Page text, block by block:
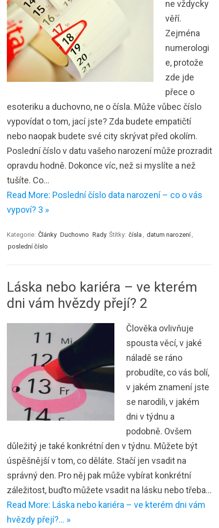
ne vždycky
věří.
Zejména
numerologi
e, protože
zde jde
přece o
esoteriku a duchovno, ne o čísla. Může vůbec číslo
vypovídat o tom, jací jste? Zda budete empatičtí
nebo naopak budete své city skrývat před okolím.
Poslední číslo v datu vašeho narození může prozradit
opravdu hodně. Dokonce víc, než si myslíte a než
tušíte. Co…
Read More: Poslední číslo data narození – co o vás
vypoví? 3 »
Kategorie: Články Duchovno Rady Štítky: čísla datum narození
poslední číslo
Láska nebo kariéra – ve kterém
dni vám hvězdy přejí? 2
Člověka ovlivňuje
spousta věcí, v jaké
náladě se ráno
probudíte, co vás bolí,
v jakém znamení jste
se narodili, v jakém
dni v týdnu a
podobně. Ovšem
důležitý je také konkrétní den v týdnu. Můžete být
úspěšnější v tom, co děláte. Stačí jen vsadit na
správný den. Pro něj pak může vybírat konkrétní
záležitost, buďto můžete vsadit na lásku nebo třeba…
Read More: Láska nebo kariéra – ve kterém dni vám
hvězdy přejí?… »